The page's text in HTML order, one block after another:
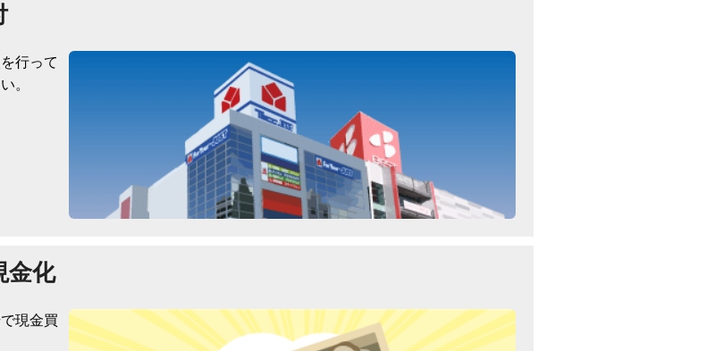
行って
。
金化
現金買